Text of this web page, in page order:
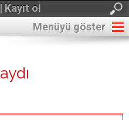
ol
Menüyü göster